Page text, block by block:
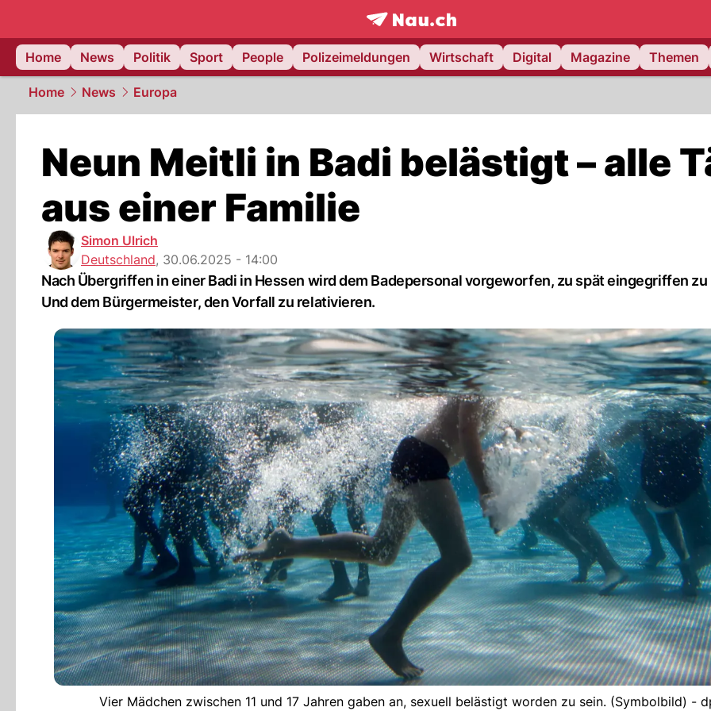
frontpage.NAU.ch
Home
News Politik Sport People Polizeimeldungen Wirtschaft Digital Magazine Themen
Home News Europa
Neun Meitli in Badi belästigt – alle
aus einer Familie
Simon Ulrich
Deutschland, 30.06.2025 - 14:00
Nach Übergriffen in einer Badi in Hessen wird dem Badepersonal vorgeworfen, zu spät eingegriffen zu
Und dem Bürgermeister, den Vorfall zu relativieren.
Vier Mädchen zwischen 11 und 17 Jahren gaben an, sexuell belästigt worden zu sein. (Symbolbild) -